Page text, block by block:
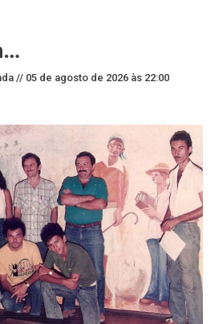
// 05 de agosto de 2026 às 22:00